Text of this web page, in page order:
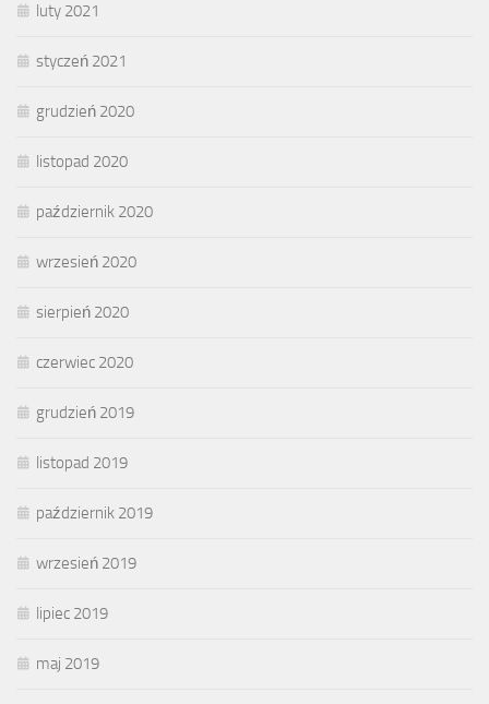
luty 2021
styczeń 2021
grudzień 2020
listopad 2020
październik 2020
wrzesień 2020
sierpień 2020
czerwiec 2020
grudzień 2019
listopad 2019
październik 2019
wrzesień 2019
lipiec 2019
maj 2019